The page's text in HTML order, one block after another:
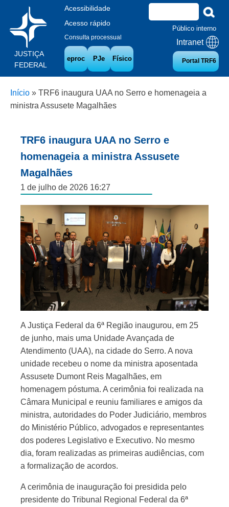
JUSTIÇA
FEDERAL
Acessibilidade
Acesso rápido
Consulta processual
eproc PJe Físico
Público interno
Intranet
Portal TRF6
Início » TRF6 inaugura UAA no Serro e homenageia a
ministra Assusete Magalhães
TRF6 inaugura UAA no Serro e
homenageia a ministra Assusete
Magalhães
1 de julho de 2026 16:27
A Justiça Federal da 6ª Região inaugurou, em 25
de junho, mais uma Unidade Avançada de
Atendimento (UAA), na cidade do Serro. A nova
unidade recebeu o nome da ministra aposentada
Assusete Dumont Reis Magalhães, em
homenagem póstuma. A cerimônia foi realizada na
Câmara Municipal e reuniu familiares e amigos da
ministra, autoridades do Poder Judiciário, membros
do Ministério Público, advogados e representantes
dos poderes Legislativo e Executivo. No mesmo
dia, foram realizadas as primeiras audiências, com
a formalização de acordos.
A cerimônia de inauguração foi presidida pelo
presidente do Tribunal Regional Federal da 6ª